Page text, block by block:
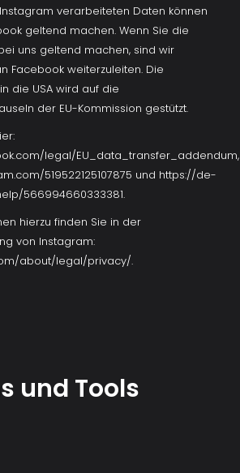
verarbeiteten Daten können
geltend machen. Wenn Sie die
uns geltend machen, sind wir
Facebook weiterzuleiten. Die
die USA wird auf die
der EU-Kommission gestützt.
legal/EU_data_transfer_addendum,
519522125107875 und https://de-
566994660333381.
hierzu finden Sie in der
von Instagram:
about/legal/privacy/.
und Tools